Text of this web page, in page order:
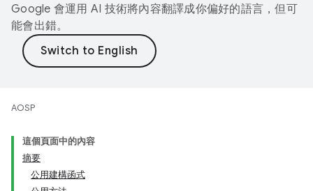
Google 會運用 AI 技術將內容翻譯成你偏好的語言，但可
能會出錯。
AOSP
這個頁面中的內容
摘要
公用建構函式